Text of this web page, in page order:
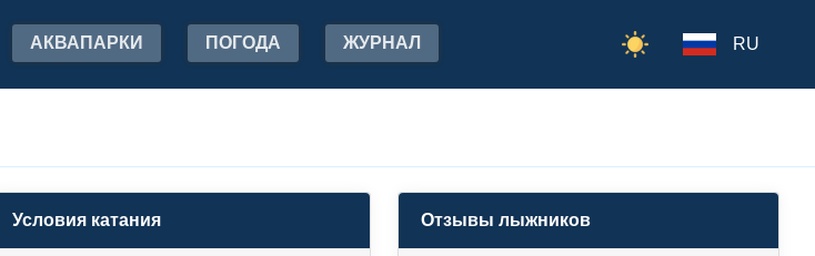
АКВАПАРКИ ПОГОДА ЖУРНАЛ RU
Условия катания Отзывы лыжников